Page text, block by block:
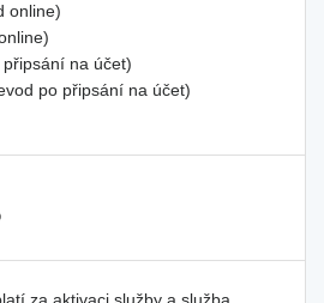
online)
na účet)
po připsání na účet)